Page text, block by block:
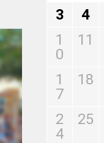
3
4
1
0
11
1
7
18
2
4
25